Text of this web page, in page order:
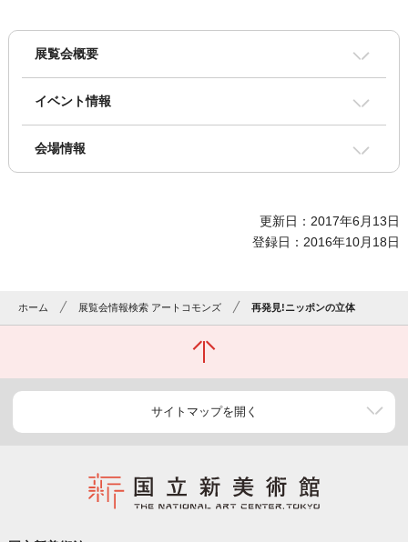
展覧会概要
イベント情報
会場情報
更新日：2017年6月13日
登録日：2016年10月18日
ホーム 展覧会情報検索 アートコモンズ 再発見!ニッポンの立体
サイトマップを開く